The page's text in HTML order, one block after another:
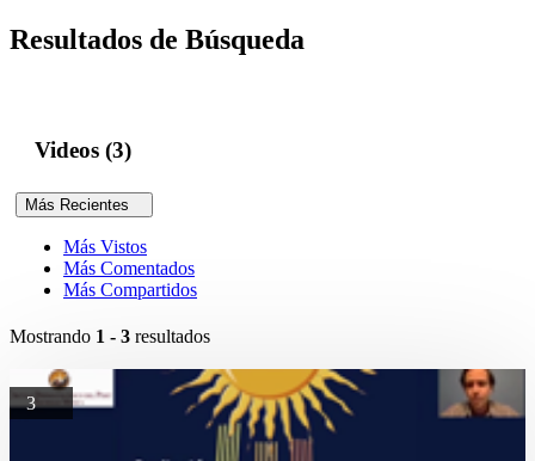
Resultados de Búsqueda
Videos (3)
Más Recientes
Más Vistos
Más Comentados
Más Compartidos
Mostrando 1 - 3 resultados
3